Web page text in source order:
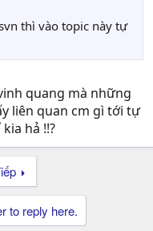
thì vào topic này tự
quang mà những
liên quan cm gì tới tự
hả !!?
to reply here.